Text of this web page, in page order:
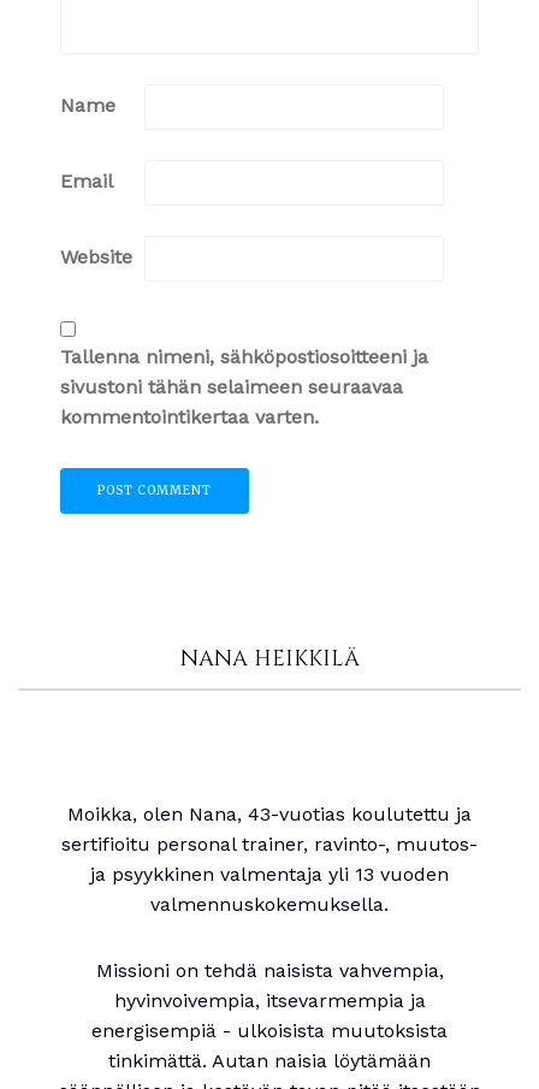
Name
Email
Website
Tallenna nimeni, sähköpostiosoitteeni ja
sivustoni tähän selaimeen seuraavaa
kommentointikertaa varten.
NANA HEIKKILÄ
Moikka, olen Nana, 43-vuotias koulutettu ja
sertifioitu personal trainer, ravinto-, muutos-
ja psyykkinen valmentaja yli 13 vuoden
valmennuskokemuksella.
Missioni on tehdä naisista vahvempia,
hyvinvoivempia, itsevarmempia ja
energisempiä - ulkoisista muutoksista
tinkimättä. Autan naisia löytämään